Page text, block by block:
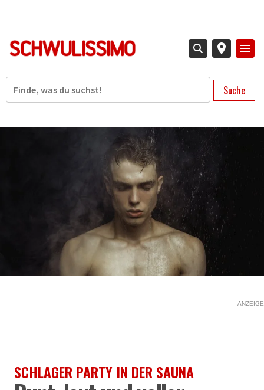
Suche
ANZEIGE
SCHLAGER PARTY IN DER SAUNA